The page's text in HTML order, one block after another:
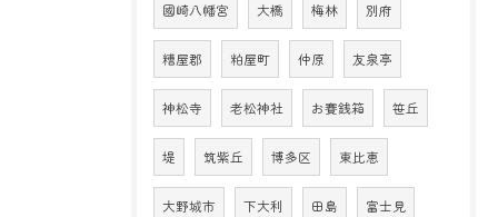
國崎八幡宮 大橋 梅林 別府
糟屋郡 粕屋町 仲原 友泉亭
神松寺 老松神社 お賽銭箱 笹丘
堤 筑紫丘 博多区 東比恵
大野城市 下大利 田島 富士見